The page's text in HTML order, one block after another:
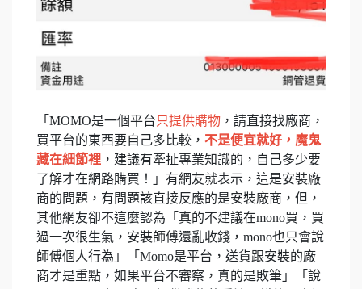
「MOMO是一個平台只提供購物 ，請直接找廠商，
買平台的東西要自己多比較， 不是便宜就好，魔鬼
藏在細節裡 ，建議有牽扯專業知識的，自己多少要
了解才在網路購買！」有網友就表示，這是安裝廠
商的問題，有問題該直接反應的是安裝廠商，但，
其他網友卻不這麼認為「真的不建議在mono買，買
過一次很生氣，安裝師傅還亂收錢，mono也只會說
師傅個人行為」「Momo是平台，送貨跟安裝的廠
商才是重點，如果平台不審察，真的是敗筆」「說